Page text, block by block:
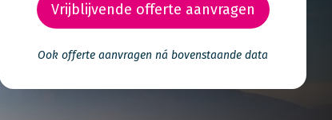
Vrijblijvende offerte aanvragen
Ook offerte aanvragen ná bovenstaande data